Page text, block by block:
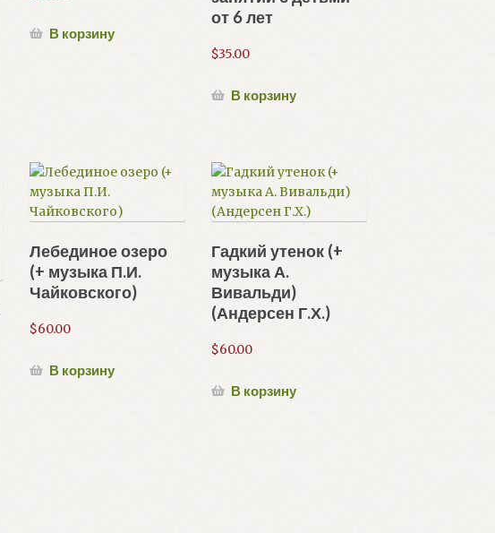
В корзину
от 6 лет
$35.00
В корзину
Лебединое озеро
(+ музыка П.И.
Чайковского)
$60.00
В корзину
Гадкий утенок (+
музыка А.
Вивальди)
(Андерсен Г.Х.)
$60.00
В корзину